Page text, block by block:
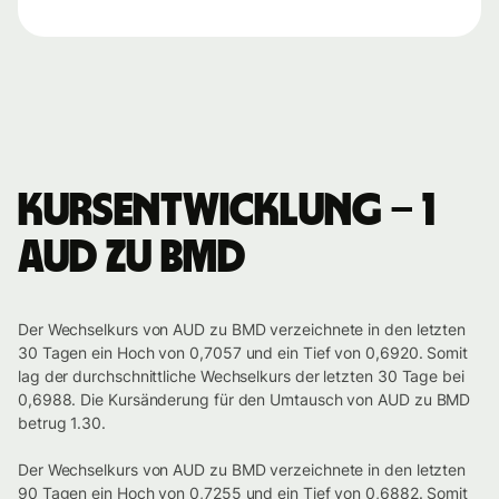
Kursentwicklung – 1
AUD zu BMD
Der Wechselkurs von AUD zu BMD verzeichnete in den letzten
30 Tagen ein Hoch von 0,7057 und ein Tief von 0,6920. Somit
lag der durchschnittliche Wechselkurs der letzten 30 Tage bei
0,6988. Die Kursänderung für den Umtausch von AUD zu BMD
betrug 1.30.
Der Wechselkurs von AUD zu BMD verzeichnete in den letzten
90 Tagen ein Hoch von 0,7255 und ein Tief von 0,6882. Somit